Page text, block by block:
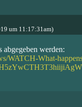
um 11:17:31am)
werden:
WATCH-What-